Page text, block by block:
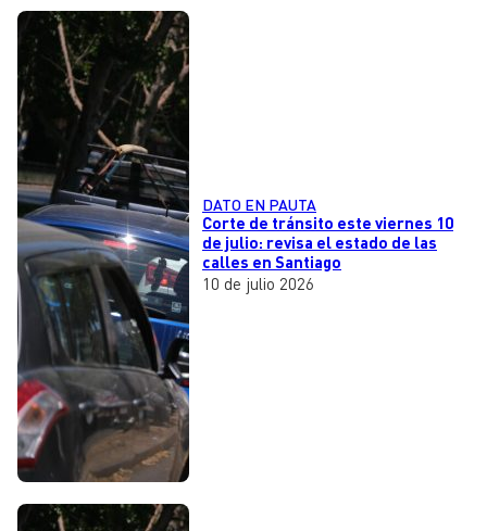
DATO EN PAUTA
Corte de tránsito este viernes 10
de julio: revisa el estado de las
calles en Santiago
10 de julio 2026